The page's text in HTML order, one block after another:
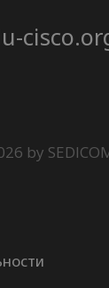
by